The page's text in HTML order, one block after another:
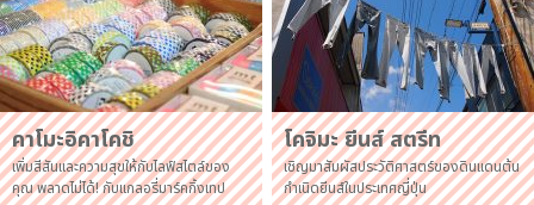
คาโมะอิคาโคชิ
เพิ่มสีสันและความสุขให้กับไลฟ์สไตล์ของ
คุณ พลาดไม่ได้! กับแกลอรี่มาร์คกิ้งเทป
โคจิมะ ยีนส์ สตรีท
เชิญมาสัมผัสประวัติศาสตร์ของดินแดนต้น
กำเนิดยีนส์ในประเทศญี่ปุ่น